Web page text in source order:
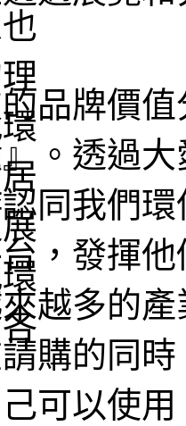
品牌價
。透過
同我們
，發揮
越多的
購的同
可以使